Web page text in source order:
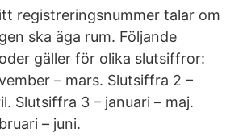
registreringsnummer talar om
ska äga rum. Följande
gäller för olika slutsiffror:
– mars. Slutsiffra 2 –
Slutsiffra 3 – januari – maj.
– juni.